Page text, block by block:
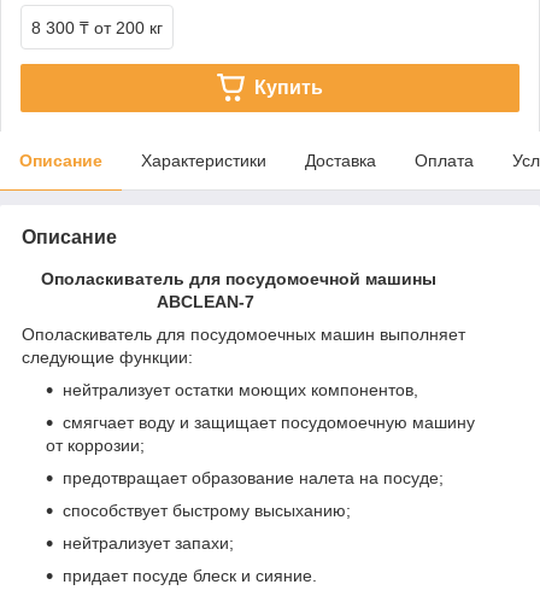
8 300 ₸ от 200 кг
Купить
Описание Характеристики Доставка Оплата
Описание
Ополаскиватель для посудомоечной машины
ABCLEAN-7
Ополаскиватель для посудомоечных машин выполняет
следующие функции:
нейтрализует остатки моющих компонентов,
смягчает воду и защищает посудомоечную машину
от коррозии;
предотвращает образование налета на посуде;
способствует быстрому высыханию;
нейтрализует запахи;
придает посуде блеск и сияние.